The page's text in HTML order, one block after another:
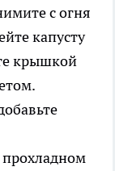
с огня
капусту
крышкой
прохладном